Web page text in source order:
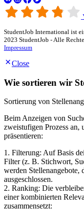
StudentJob International ist
2023 StudentJob - Alle
Impressum
Close
Wie sortieren wir
Sortierung von
Beim Anzeigen von
zweistufigen Prozess an,
präsentieren:
1. Filterung: Auf Basis
Filter (z. B. Stichwort,
werden Stellenangebote,
ausgeschlossen.
2. Ranking: Die
einer kombinierten
zusammensetzt: